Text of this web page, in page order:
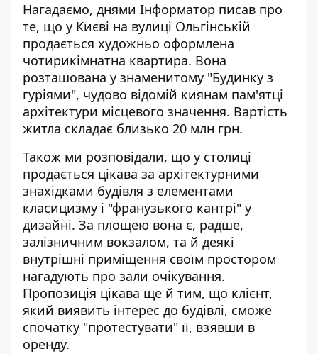
Нагадаємо, днями Інформатор писав про
те, що у Києві на вулиці Ольгінській
продається художньо оформлена
чотирикімнатна квартира. Вона
розташована у знаменитому "Будинку з
гуріями", чудово відомій киянам пам'ятці
архітектури місцевого значення. Вартість
житла складає близько 20 млн грн.
Також ми розповідали, що у столиці
продається цікава за архітектурними
знахідками будівля з елементами
класицизму і "франузького кантрі" у
дизайні. За площею вона є, радше,
залізничним вокзалом, та й деякі
внутрішні приміщення своїм простором
нагадують про зали очікування.
Пропозиція цікава ще й тим, що клієнт,
який виявить інтерес до будівлі, сможе
спочатку "протестувати" її, взявши в
оренду.